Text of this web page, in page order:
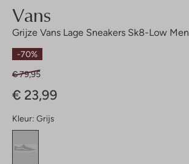
Vans
Grijze Vans Lage Sneakers Sk8-Low Men
-70%
€ 79,95
€ 23,99
Kleur: Grijs